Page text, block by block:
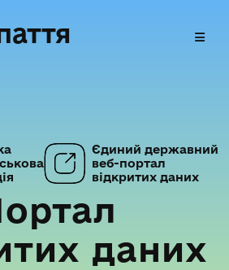
Єдиний державний
веб-портал
відкритих даних
даних